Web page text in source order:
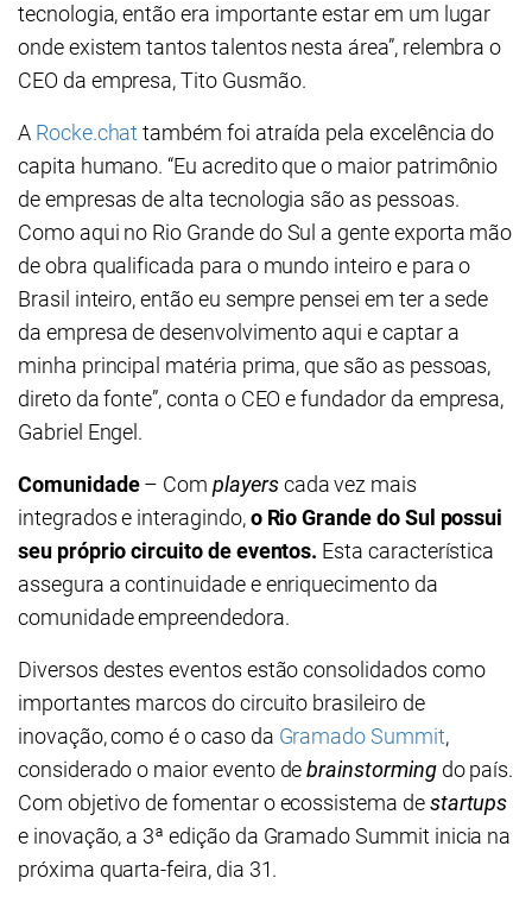
tecnologia, então era importante estar em um lugar
onde existem tantos talentos nesta área”, relembra o
CEO da empresa, Tito Gusmão.
A Rocke.chat também foi atraída pela excelência do
capita humano. “Eu acredito que o maior patrimônio
de empresas de alta tecnologia são as pessoas.
Como aqui no Rio Grande do Sul a gente exporta mão
de obra qualificada para o mundo inteiro e para o
Brasil inteiro, então eu sempre pensei em ter a sede
da empresa de desenvolvimento aqui e captar a
minha principal matéria prima, que são as pessoas,
direto da fonte”, conta o CEO e fundador da empresa,
Gabriel Engel.
Comunidade– Complayerscada vez mais
integrados e interagindo,o Rio Grande do Sul possui
seu próprio circuito de eventos. Esta característica
assegura a continuidade e enriquecimento da
comunidade empreendedora.
Diversos destes eventos estão consolidados como
importantes marcos do circuito brasileiro de
inovação, como é o caso da Gramado Summit,
considerado o maior evento debrainstorming do país.
Com objetivo de fomentar o ecossistema destartups
e inovação, a 3ª edição da Gramado Summit inicia na
próxima quarta-feira, dia 31.